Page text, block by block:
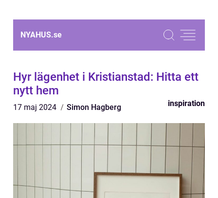
NYAHUS.se
Hyr lägenhet i Kristianstad: Hitta ett
nytt hem
17 maj 2024 Simon Hagberg inspiration